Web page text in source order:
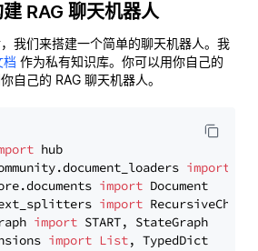
RAG 聊天机器人
我们来搭建一个简单的聊天机器人。我
档 作为私有知识库。你可以用你自己的
自己的 RAG 聊天机器人。
import
import
import
import
import List, TypedDict